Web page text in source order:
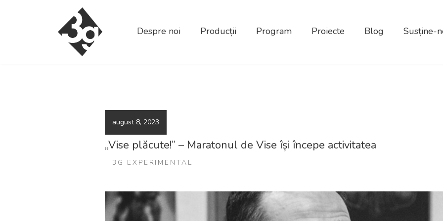
Despre noi Producții Program Proiecte Blog Susține-
august 8, 2023
„Vise plăcute!” – Maratonul de Vise își începe activitatea
3G EXPERIMENTAL